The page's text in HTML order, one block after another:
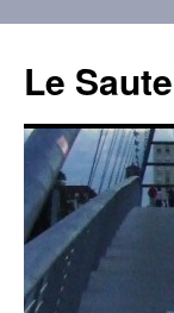
contenu
Le